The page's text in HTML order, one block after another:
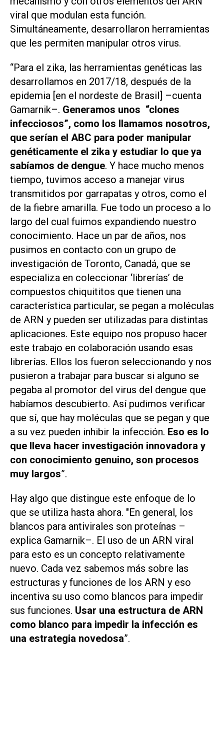
viral que modulan esta función.
Simultáneamente, desarrollaron herramientas
que les permiten manipular otros virus.
“Para el zika, las herramientas genéticas las
desarrollamos en 2017/18, después de la
epidemia [en el nordeste de Brasil] –cuenta
Gamarnik–. Generamos unos “clones
infecciosos”, como los llamamos nosotros,
que serían el ABC para poder manipular
genéticamente el zika y estudiar lo que ya
sabíamos de dengue. Y hace mucho menos
tiempo, tuvimos acceso a manejar virus
transmitidos por garrapatas y otros, como el
de la fiebre amarilla. Fue todo un proceso a lo
largo del cual fuimos expandiendo nuestro
conocimiento. Hace un par de años, nos
pusimos en contacto con un grupo de
investigación de Toronto, Canadá, que se
especializa en coleccionar ‘librerías’ de
compuestos chiquititos que tienen una
característica particular, se pegan a moléculas
de ARN y pueden ser utilizadas para distintas
aplicaciones. Este equipo nos propuso hacer
este trabajo en colaboración usando esas
librerías. Ellos los fueron seleccionando y nos
pusieron a trabajar para buscar si alguno se
pegaba al promotor del virus del dengue que
habíamos descubierto. Así pudimos verificar
que sí, que hay moléculas que se pegan y que
a su vez pueden inhibir la infección. Eso es lo
que lleva hacer investigación innovadora y
con conocimiento genuino, son procesos
muy largos”.
Hay algo que distingue este enfoque de lo
que se utiliza hasta ahora. "En general, los
blancos para antivirales son proteínas –
explica Gamarnik–. El uso de un ARN viral
para esto es un concepto relativamente
nuevo. Cada vez sabemos más sobre las
estructuras y funciones de los ARN y eso
incentiva su uso como blancos para impedir
sus funciones. Usar una estructura de ARN
como blanco para impedir la infección es
una estrategia novedosa”.